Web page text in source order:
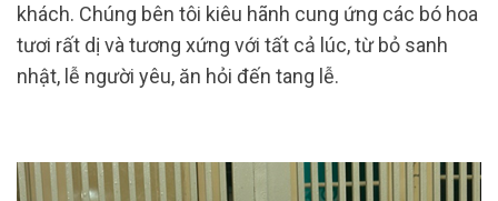
khách. Chúng bên tôi kiêu hãnh cung ứng các bó hoa
tươi rất dị và tương xứng với tất cả lúc, từ bỏ sanh
nhật, lễ người yêu, ăn hỏi đến tang lễ.